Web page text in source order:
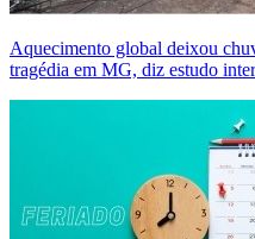
Aquecimento global deixou
tragédia em MG, diz estudo